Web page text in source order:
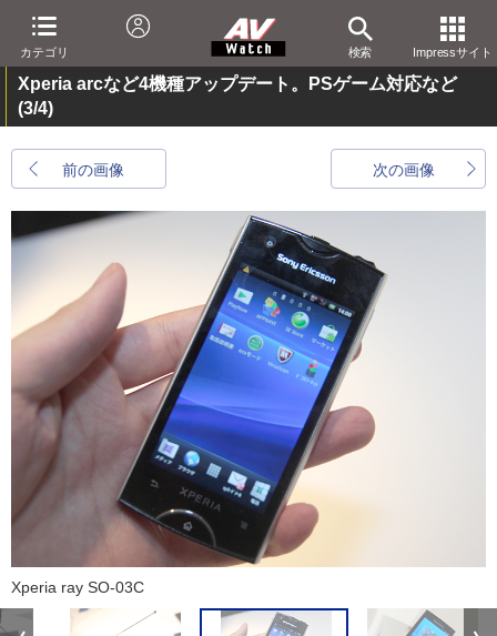
カテゴリ 検索 Impressサイト
Xperia arcなど4機種アップデート。PSゲーム対応など
(3/4)
前の画像 次の画像
Xperia ray SO-03C